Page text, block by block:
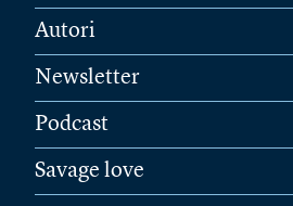
Autori
Newsletter
Podcast
Savage love